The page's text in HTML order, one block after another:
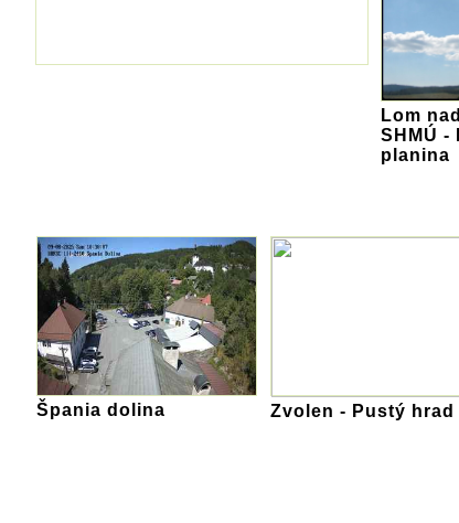
Lom
SHMÚ -
planina
Špania dolina Zvolen - Pustý hrad